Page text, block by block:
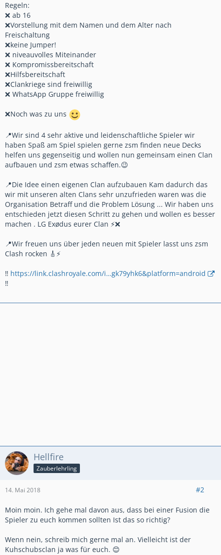
Regeln:
❌ ab 16
❌Vorstellung mit dem Namen und dem Alter nach
Freischaltung
❌keine Jumper!
❌ niveauvolles Miteinander
❌ Kompromissbereitschaft
❌Hilfsbereitschaft
❌Clankriege sind freiwillig
❌ WhatsApp Gruppe freiwillig
❌Noch was zu uns
📍Wir sind 4 sehr aktive und leidenschaftliche Spieler wir
haben Spaß am Spiel spielen gerne zsm finden neue Decks
helfen uns gegenseitig und wollen nun gemeinsam einen Clan
aufbauen und zsm etwas schaffen.😉
📍Die Idee einen eigenen Clan aufzubauen Kam dadurch das
wir mit unseren alten Clans sehr unzufrieden waren was die
Organisation Betraff und die Problem Lösung ... Wir haben uns
entschieden jetzt diesen Schritt zu gehen und wollen es besser
machen . LG Exødus eurer Clan ⚡❌
📍Wir freuen uns über jeden neuen mit Spieler lasst uns zsm
Clash rocken 🎸⚡
‼ https://link.clashroyale.com/i…gk79yhk6&platform=android
‼
Hellfire
Zauberlehrling
14. Mai 2018 #2
Moin moin. Ich gehe mal davon aus, dass bei einer Fusion die
Spieler zu euch kommen sollten Ist das so richtig?
Wenn nein, schreib mich gerne mal an. Vielleicht ist der
Kuhschubsclan ja was für euch. 😊